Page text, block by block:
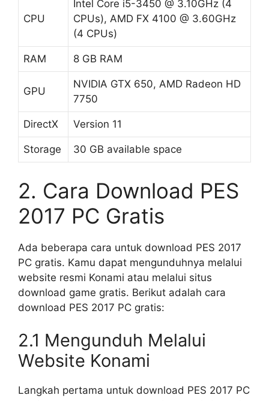
CPU
Intel Core i5-3450 @ 3.10GHz (4
CPUs), AMD FX 4100 @ 3.60GHz
(4 CPUs)
RAM 8 GB RAM
GPU
NVIDIA GTX 650, AMD Radeon HD
7750
DirectX Version 11
Storage 30 GB available space
2. Cara Download PES
2017 PC Gratis
Ada beberapa cara untuk download PES 2017
PC gratis. Kamu dapat mengunduhnya melalui
website resmi Konami atau melalui situs
download game gratis. Berikut adalah cara
download PES 2017 PC gratis:
2.1 Mengunduh Melalui
Website Konami
Langkah pertama untuk download PES 2017 PC